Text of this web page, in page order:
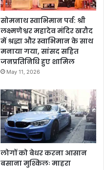
सोमनाथ स्वाभिमान पर्व: श्री
लक्ष्मणेश्वर महादेव मंदिर खरौद
में श्रद्धा और स्वाभिमान के साथ
मनाया गया, सांसद सहित
जनप्रतिनिधि हुए शामिल
May 11, 2026
लोगों को बेधर करना आसान
बसाना मुश्किलः माहरा